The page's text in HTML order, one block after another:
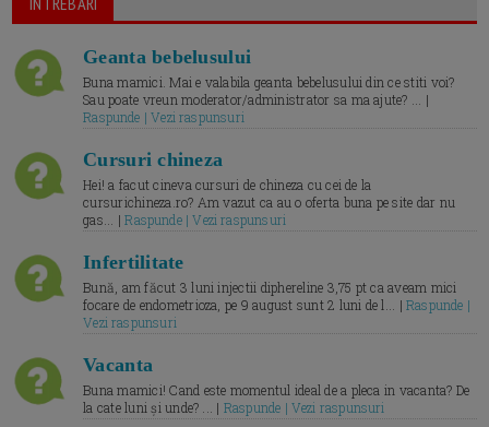
Geanta bebelusului
Buna mamici. Mai e valabila geanta bebelusului din ce stiti voi?
Sau poate vreun moderator/administrator sa ma ajute? ... |
Raspunde | Vezi raspunsuri
Cursuri chineza
Hei! a facut cineva cursuri de chineza cu cei de la
cursurichineza.ro? Am vazut ca au o oferta buna pe site dar nu
gas... |Raspunde | Vezi raspunsuri
Infertilitate
Bună, am făcut 3 luni injectii diphereline 3,75 pt ca aveam mici
focare de endometrioza, pe 9 august sunt 2 luni de l... |Raspunde |
Vezi raspunsuri
Vacanta
Buna mamici! Cand este momentul ideal de a pleca in vacanta? De
la cate luni și unde? ... | Raspunde | Vezi raspunsuri